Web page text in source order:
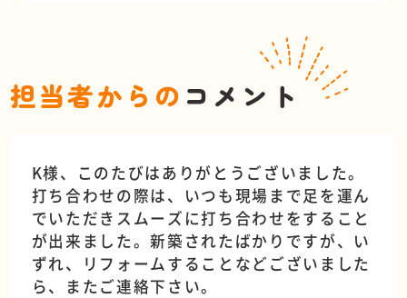
担当者からの コメント
K様、このたびはありがとうございました。
打ち合わせの際は、いつも現場まで足を運ん
でいただきスムーズに打ち合わせをすること
が出来ました。新築されたばかりですが、い
ずれ、リフォームすることなどございました
ら、またご連絡下さい。